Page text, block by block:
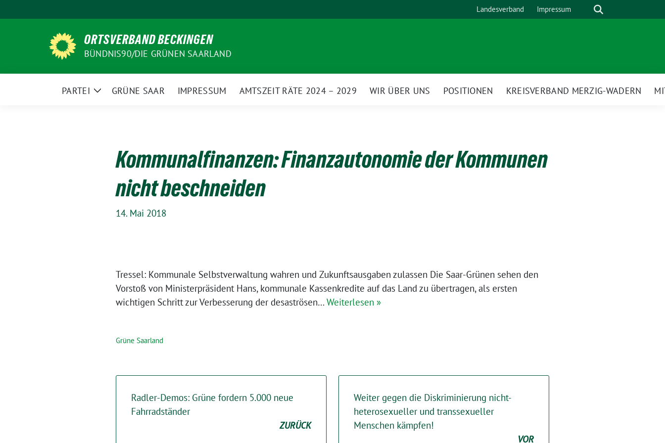
zum
Landesverband Impressum Suche
ORTSVERBAND BECKINGEN
BÜNDNIS90/DIE GRÜNEN SAARLAND
PARTEI
ZeigeGRÜNE SAAR IMPRESSUM AMTSZEIT RÄTE 2024 – 2029 WIR ÜBER UNS POSITIONEN KREISVERBAND MERZIG-WADERN
Kommunalfinanzen: Finanzautonomie der Kommunen
nicht beschneiden
14. Mai 2018
Tressel: Kommunale Selbstverwaltung wahren und Zukunftsausgaben zulassen Die Saar-Grünen sehen den
Vorstoß von Ministerpräsident Hans, kommunale Kassenkredite auf das Land zu übertragen, als ersten
wichtigen Schritt zur Verbesserung der desaströsen… Weiterlesen »
Grüne Saarland
Radler-Demos: Grüne fordern 5.000 neue
Fahrradständer
ZURÜCK
Weiter gegen die Diskriminierung nicht-
heterosexueller und transsexueller
Menschen kämpfen!
VOR